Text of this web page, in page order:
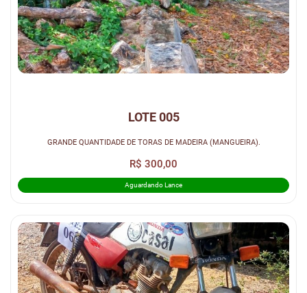
LOTE 005
GRANDE QUANTIDADE DE TORAS DE MADEIRA (MANGUEIRA).
R$ 300,00
Aguardando Lance